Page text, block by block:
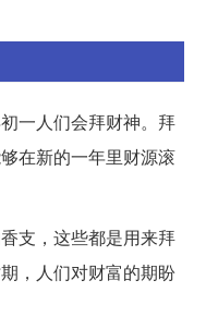
一人们会拜财神。拜
在新的一年里财源滚
支，这些都是用来拜
，人们对财富的期盼